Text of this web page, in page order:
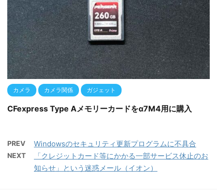
カメラ カメラ関係 ガジェット
CFexpress Type Aメモリーカードをα7M4用に購入
PREV Windowsのセキュリティ更新プログラムに不具合
NEXT
「クレジットカード等にかかる一部サービス休止のお
知らせ」という迷惑メール（イオン）